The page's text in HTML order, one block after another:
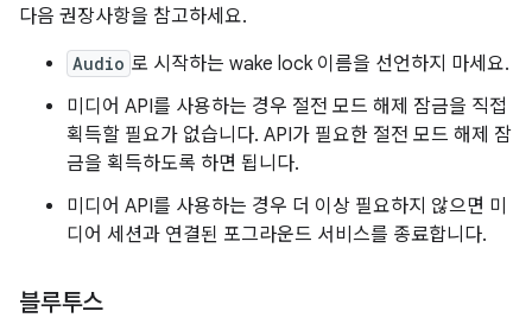
다음 권장사항을 참고하세요.
Audio 로 시작하는 wake lock 이름을 선언하지 마세요.
미디어 API를 사용하는 경우 절전 모드 해제 잠금을 직접
획득할 필요가 없습니다. API가 필요한 절전 모드 해제 잠
금을 획득하도록 하면 됩니다.
미디어 API를 사용하는 경우 더 이상 필요하지 않으면 미
디어 세션과 연결된 포그라운드 서비스를 종료합니다.
블루투스